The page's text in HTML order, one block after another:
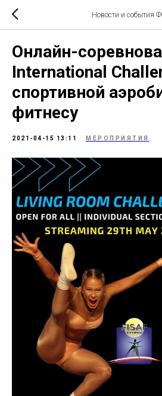
Новости и события
Онлайн-
International
спортивной
фитнесу
2021-04-15 13:11 МЕРОПРИЯТИЯ